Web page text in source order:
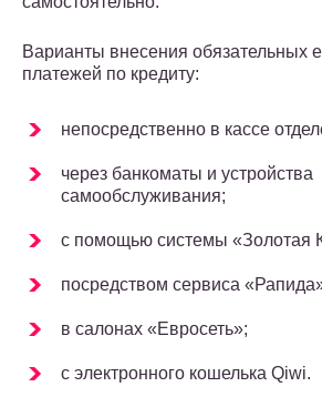
Варианты внесения обязательных
платежей по кредиту:
непосредственно в кассе
через банкоматы и устройства
самообслуживания;
с помощью системы «Золотая
посредством сервиса
в салонах «Евросеть»;
с электронного кошелька Qiwi.